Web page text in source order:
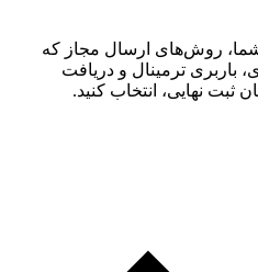
روش‌های ارسال مجاز که
باربری ترمینال و دریافت
نهایی، انتخاب کنید.